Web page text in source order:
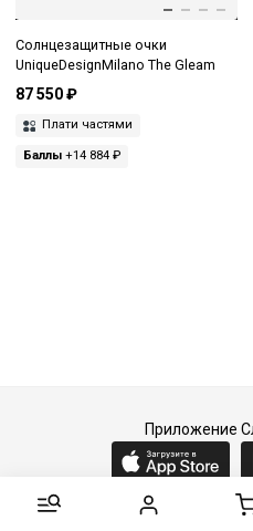
Солнцезащитные очки
UniqueDesignMilano The Gleam
87 550 ₽
Плати частями
Баллы +14 884 ₽
Приложение
2015-2026 © Слепая